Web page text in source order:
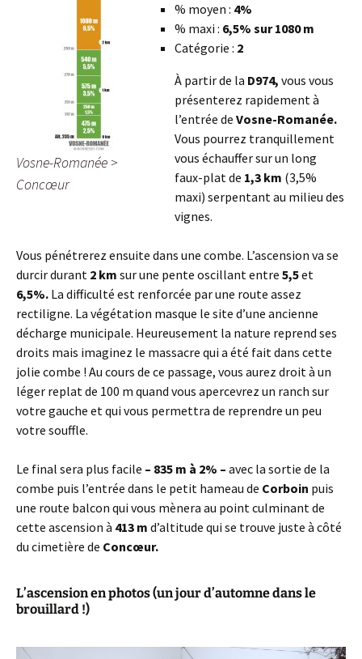
Vosne-Romanée >
Concœur
% moyen : 4%
% maxi : 6,5% sur 1080 m
Catégorie : 2
À partir de la D974, vous vous
présenterez rapidement à
l’entrée de Vosne-Romanée.
Vous pourrez tranquillement
vous échauffer sur un long
faux-plat de 1,3 km (3,5%
maxi) serpentant au milieu des
vignes.
Vous pénétrerez ensuite dans une combe. L’ascension va se
durcir durant 2 km sur une pente oscillant entre 5,5et
6,5%. La difficulté est renforcée par une route assez
rectiligne. La végétation masque le site d’une ancienne
décharge municipale. Heureusement la nature reprend ses
droits mais imaginez le massacre qui a été fait dans cette
jolie combe ! Au cours de ce passage, vous aurez droit à un
léger replat de 100 m quand vous apercevrez un ranch sur
votre gauche et qui vous permettra de reprendre un peu
votre souffle.
Le final sera plus facile – 835 m à 2% – avec la sortie de la
combe puis l’entrée dans le petit hameau de Corboin puis
une route balcon qui vous mènera au point culminant de
cette ascension à 413 m d’altitude qui se trouve juste à côté
du cimetière de Concœur.
L’ascension en photos (un jour d’automne dans le
brouillard !)